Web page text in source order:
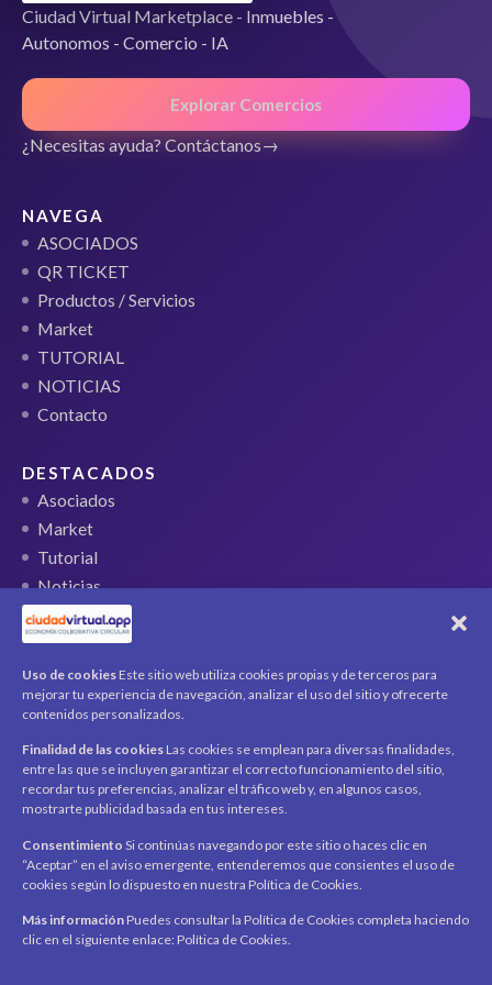
Uso de cookies Este sitio web utiliza cookies propias y de terceros para
mejorar tu experiencia de navegación, analizar el uso del sitio y ofrecerte
contenidos personalizados.
Finalidad de las cookies Las cookies se emplean para diversas finalidades,
entre las que se incluyen garantizar el correcto funcionamiento del sitio,
recordar tus preferencias, analizar el tráfico web y, en algunos casos,
mostrarte publicidad basada en tus intereses.
Consentimiento Si continúas navegando por este sitio o haces clic en
“Aceptar” en el aviso emergente, entenderemos que consientes el uso de
cookies según lo dispuesto en nuestra Política de Cookies.
Más información Puedes consultar la Política de Cookies completa haciendo
clic en el siguiente enlace: Política de Cookies.
Ciudad Virtual Marketplace - Inmuebles -
Autonomos - Comercio - IA
Explorar Comercios
¿Necesitas ayuda? Contáctanos
NAVEGA
ASOCIADOS
QR TICKET
Productos / Servicios
Market
TUTORIAL
NOTICIAS
Contacto
DESTACADOS
Asociados
Market
Tutorial
Noticias
QR Ticket
CUENTA
Mi cuenta
Productos / Servicios
Asociados
Acerca deContactoNoticias
SÍGUENOS
Encuéntranos en redes sociales y mantente al día con
novedades y promociones.